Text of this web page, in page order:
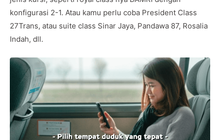
konfigurasi 2-1. Atau kamu perlu coba President Class
27Trans, atau suite class Sinar Jaya, Pandawa 87, Rosalia
Indah, dll.